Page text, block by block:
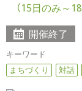
（15日のみ～18
開催終了
キーワード
まちづくり
対話